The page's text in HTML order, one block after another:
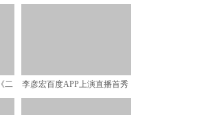
二
李彦宏百度APP上演直播首秀